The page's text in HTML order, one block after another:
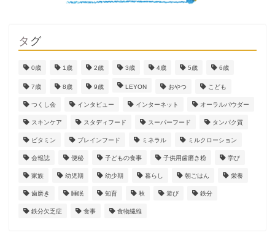
タグ
0歳 1歳 2歳 3歳 4歳 5歳 6歳
7歳 8歳 9歳 LEYON おやつ こども
つくし会 インタビュー インターネット オーラルパウダー
スキンケア スタディフード スーパーフード タンパク質
ビタミン ブレインフード ミネラル ミルクローション
会報誌 便秘 子どもの食事 子供用歯磨き粉 学び
家族 幼児期 幼少期 暮らし 朝ごはん 栄養
歯磨き 睡眠 知育 秋 遊び 鉄分
鉄分欠乏症 食事 食物繊維